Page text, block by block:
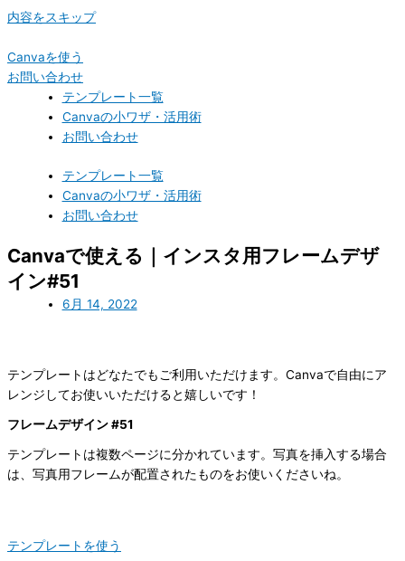
内容をスキップ
Canvaを使う
お問い合わせ
テンプレート一覧
Canvaの小ワザ・活用術
お問い合わせ
テンプレート一覧
Canvaの小ワザ・活用術
お問い合わせ
Canvaで使える｜インスタ用フレームデザ
イン#51
6月 14, 2022
テンプレートはどなたでもご利用いただけます。Canvaで自由にア
レンジしてお使いいただけると嬉しいです！
フレームデザイン #51
テンプレートは複数ページに分かれています。写真を挿入する場合
は、写真用フレームが配置されたものをお使いくださいね。
テンプレートを使う